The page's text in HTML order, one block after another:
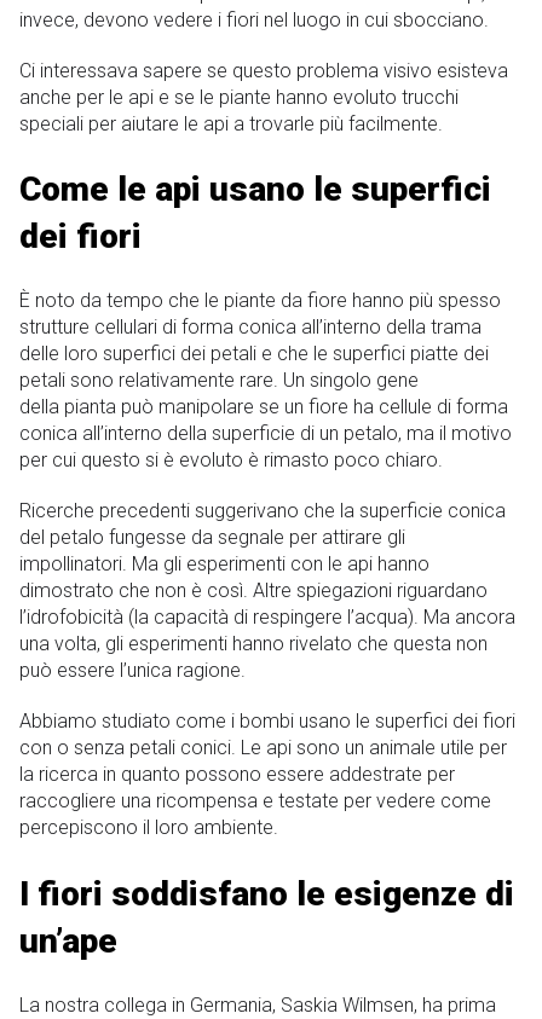
invece, devono vedere i fiori nel luogo in cui sbocciano.
Ci interessava sapere se questo problema visivo esisteva
anche per le api e se le piante hanno evoluto trucchi
speciali per aiutare le api a trovarle più facilmente.
Come le api usano le superfici
dei fiori
È noto da tempo che le piante da fiore hanno più spesso
strutture cellulari di forma conica all’interno della trama
delle loro superfici dei petali e che le superfici piatte dei
petali sono relativamente rare. Un singolo gene
della pianta può manipolare se un fiore ha cellule di forma
conica all’interno della superficie di un petalo, ma il motivo
per cui questo si è evoluto è rimasto poco chiaro.
Ricerche precedenti suggerivano che la superficie conica
del petalo fungesse da segnale per attirare gli
impollinatori. Ma gli esperimenti con le api hanno
dimostrato che non è così. Altre spiegazioni riguardano
l’idrofobicità (la capacità di respingere l’acqua). Ma ancora
una volta, gli esperimenti hanno rivelato che questa non
può essere l’unica ragione.
Abbiamo studiato come i bombi usano le superfici dei fiori
con o senza petali conici. Le api sono un animale utile per
la ricerca in quanto possono essere addestrate per
raccogliere una ricompensa e testate per vedere come
percepiscono il loro ambiente.
I fiori soddisfano le esigenze di
un’ape
La nostra collega in Germania, Saskia Wilmsen, ha prima